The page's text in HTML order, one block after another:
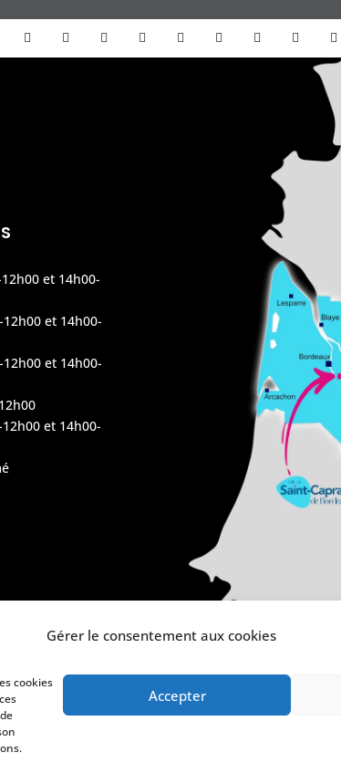
Gérer le consentement aux cookies
cookies
Accepter
et 14h00-
et 14h00-
et 14h00-
et 14h00-